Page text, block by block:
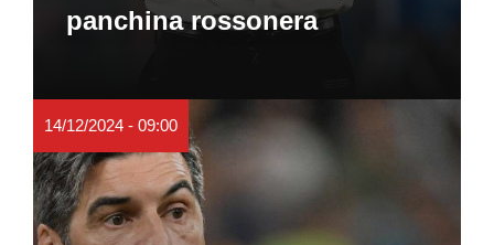
panchina rossonera
14/12/2024 - 09:00